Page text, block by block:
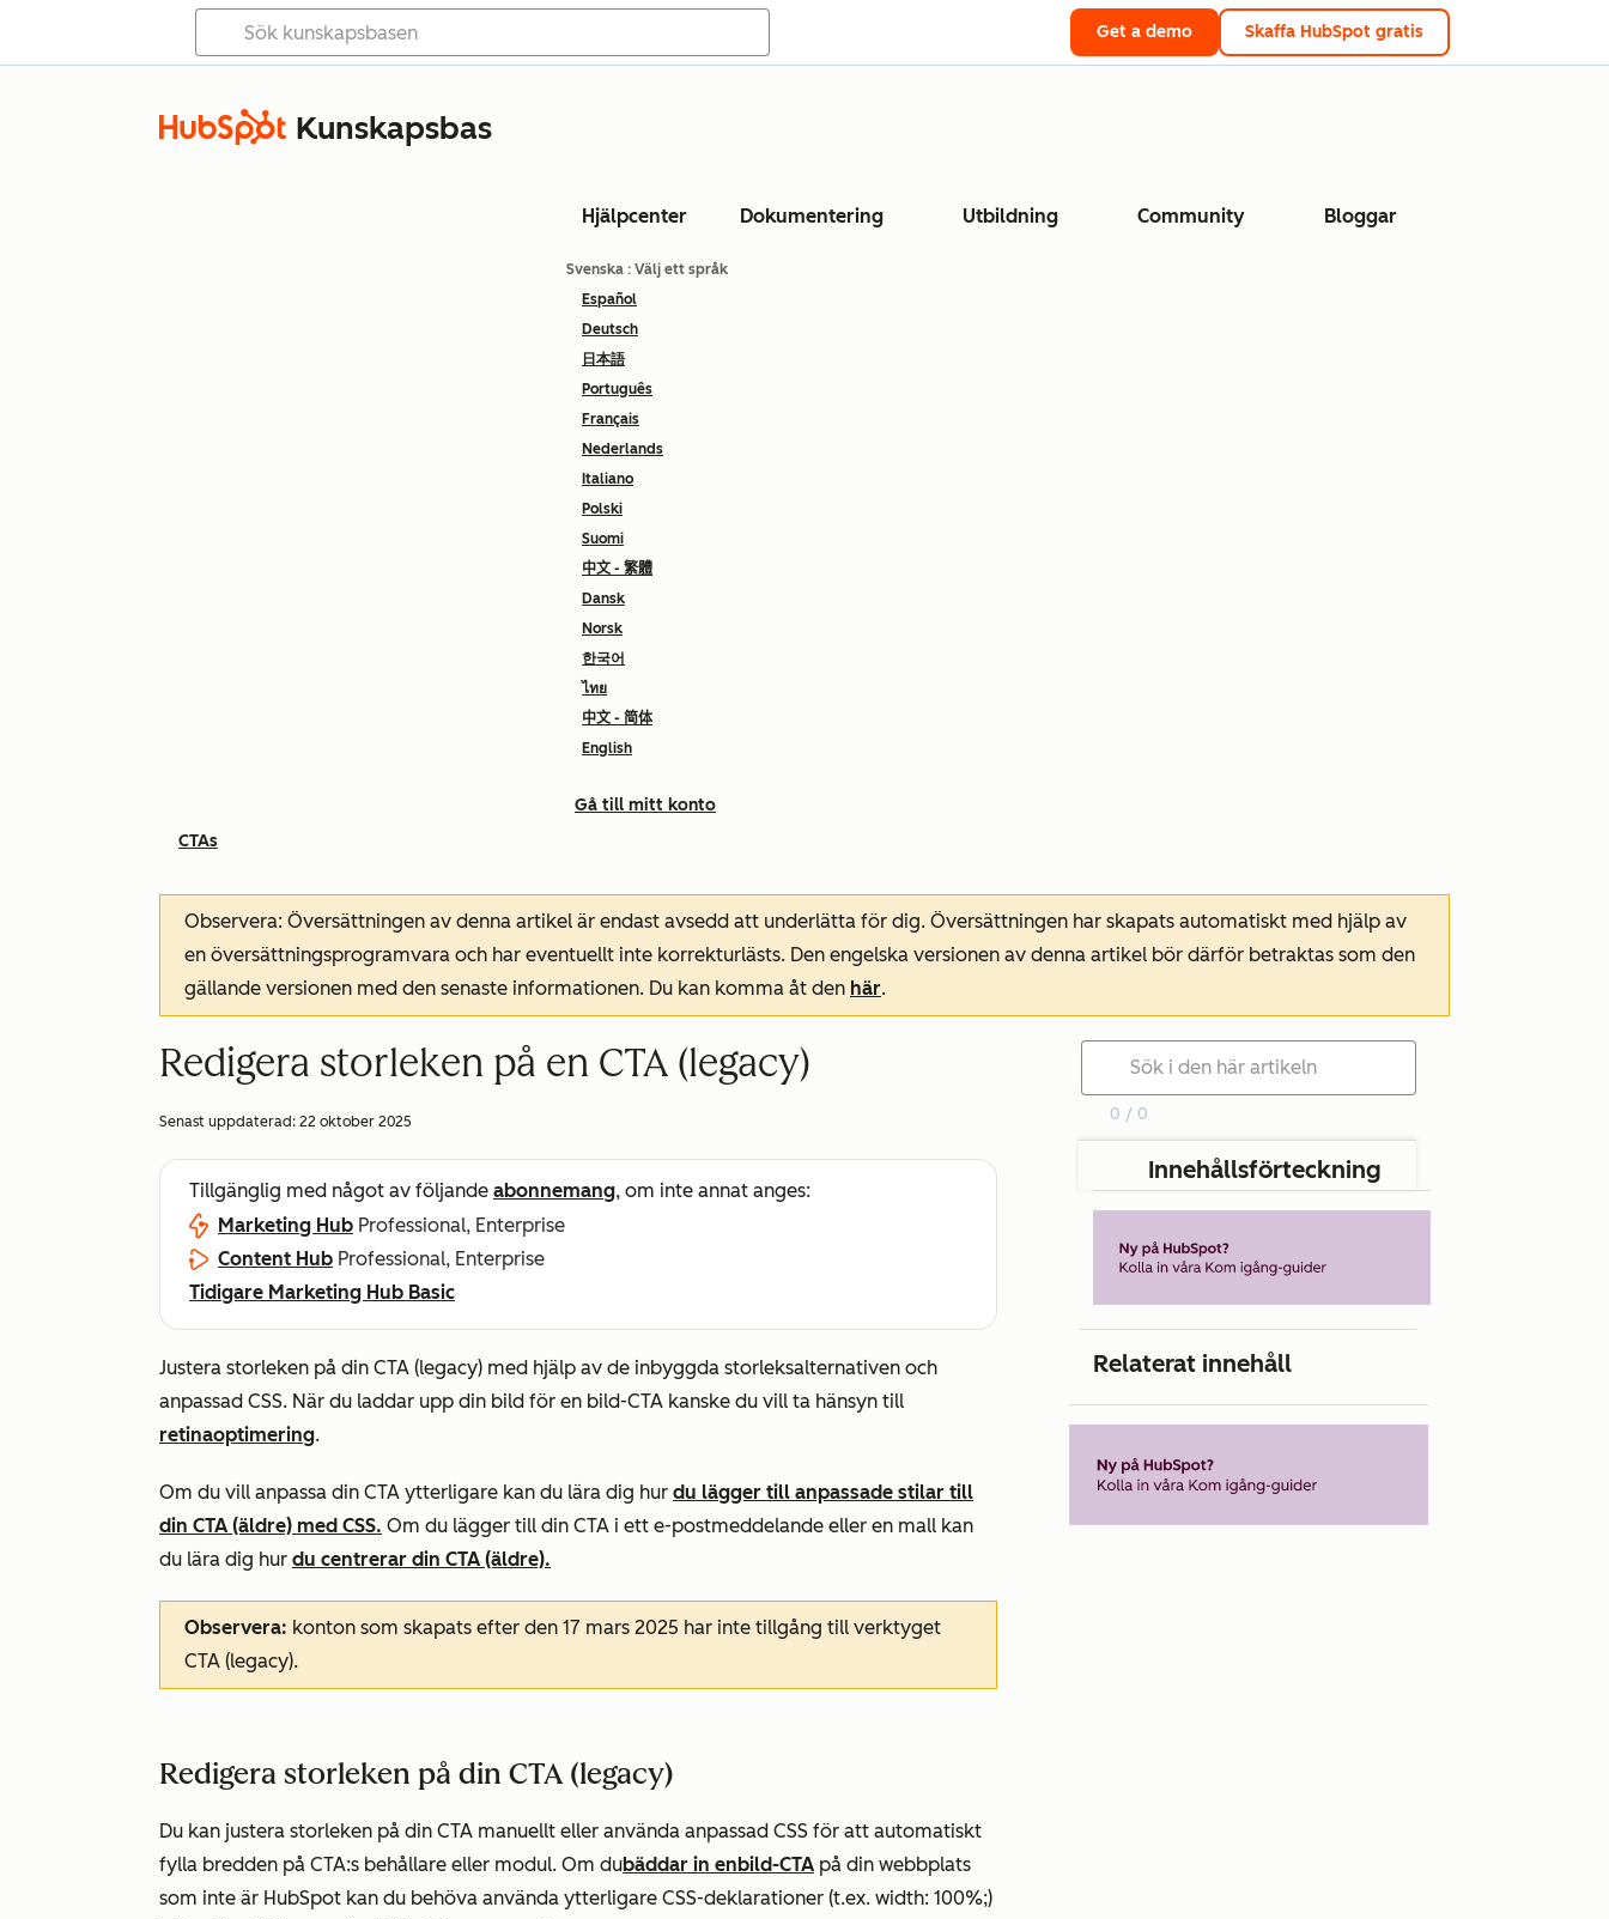
Get a demo Skaffa HubSpot gratis
Kunskapsbas
Hjälpcenter Dokumentering Utbildning Community Bloggar
Svenska : Välj ett språk
Español
Deutsch
日本語
Português
Français
Nederlands
Italiano
Polski
Suomi
中文 - 繁體
Dansk
Norsk
한국어
ไทย
中文 - 简体
English
Gå till mitt konto
CTAs
Observera: Översättningen av denna artikel är endast avsedd att underlätta för dig. Översättningen har skapats automatiskt med hjälp av
en översättningsprogramvara och har eventuellt inte korrekturlästs. Den engelska versionen av denna artikel bör därför betraktas som den
gällande versionen med den senaste informationen. Du kan komma åt den här.
Redigera storleken på en CTA (legacy)
Senast uppdaterad: 22 oktober 2025
Tillgänglig med något av följande abonnemang, om inte annat anges:
Marketing Hub Professional, Enterprise
Content Hub Professional, Enterprise
Tidigare Marketing Hub Basic
Justera storleken på din CTA (legacy) med hjälp av de inbyggda storleksalternativen och
anpassad CSS. När du laddar upp din bild för en bild-CTA kanske du vill ta hänsyn till
retinaoptimering.
Om du vill anpassa din CTA ytterligare kan du lära dig hur du lägger till anpassade stilar till
din CTA (äldre) med CSS. Om du lägger till din CTA i ett e-postmeddelande eller en mall kan
du lära dig hur du centrerar din CTA (äldre).
Observera: konton som skapats efter den 17 mars 2025 har inte tillgång till verktyget
CTA (legacy).
Redigera storleken på din CTA (legacy)
Du kan justera storleken på din CTA manuellt eller använda anpassad CSS för att automatiskt
fylla bredden på CTA:s behållare eller modul. Om dubäddar in enbild-CTA på din webbplats
som inte är HubSpot kan du behöva använda ytterligare CSS-deklarationer (t.ex. width: 100%;)
0 / 0
Innehållsförteckning
Relaterat innehåll